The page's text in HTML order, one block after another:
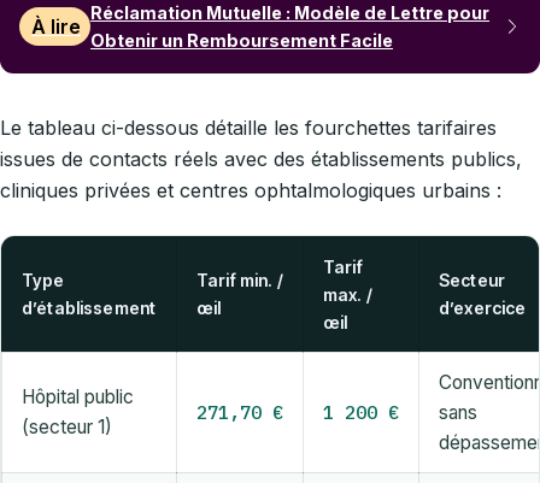
À lire
Réclamation Mutuelle : Modèle de Lettre pour
Obtenir un Remboursement Facile
Le tableau ci-dessous détaille les fourchettes tarifaires
issues de contacts réels avec des établissements publics,
cliniques privées et centres ophtalmologiques urbains :
Type
d’établissement
Tarif min. /
œil
Tarif
max. /
œil
Secteur
d’exercice
Hôpital public
(secteur 1)
271,70 € 1 200 €
sans